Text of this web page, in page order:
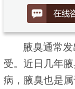
腋臭通常
受。近日几年
病，腋臭也是